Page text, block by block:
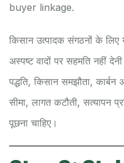
buyer linkage.
किसान उत्पादक संगठनों के
अस्पष्ट वादों पर सहमति नहीं
पद्धति, किसान समझौता,
सीमा, लागत कटौती, सत्यापन
पूछना चाहिए।